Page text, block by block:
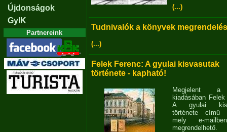
Újdonságok
GyIK
Partnereink
(...)
Tudnivalók a könyvek
(...)
Felek Ferenc: A gyulai kisvasutak
története - kapható!
Megjelent
kiadásában
A gyulai
története című
mely e-
megrendelhető.